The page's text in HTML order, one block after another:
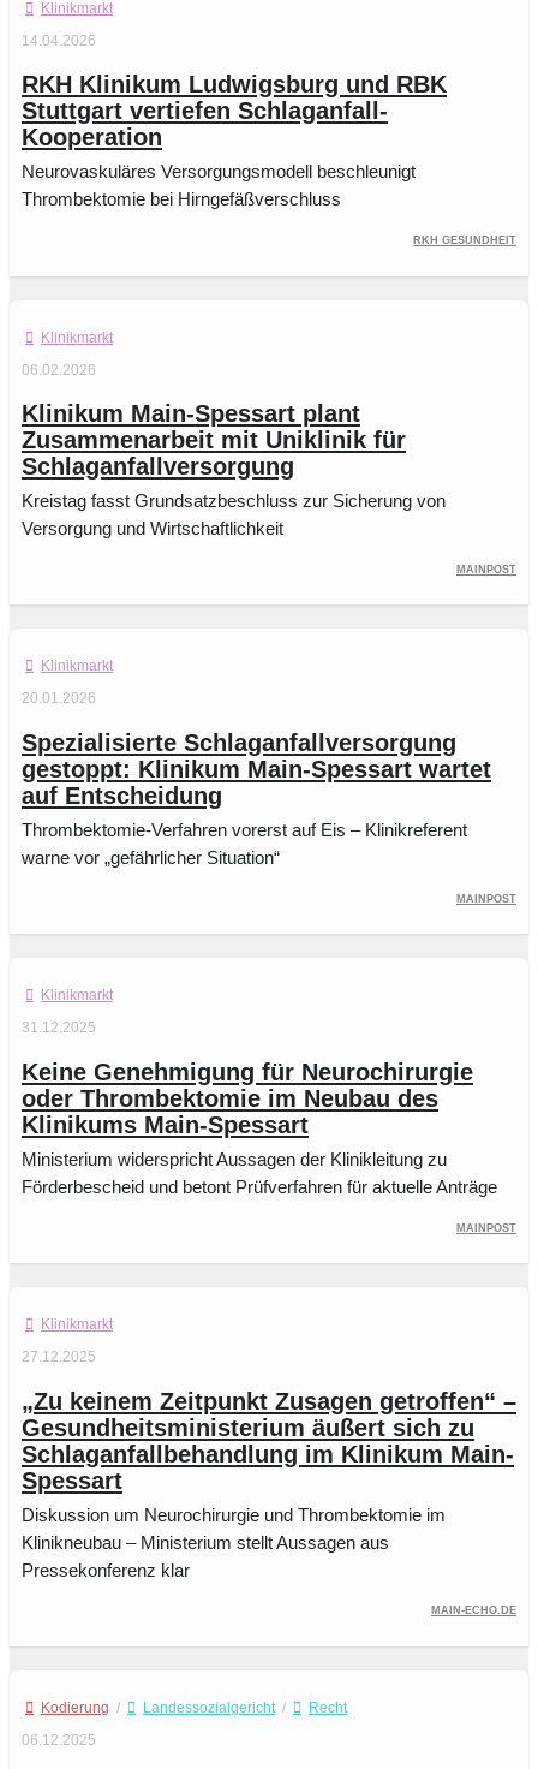
Klinikmarkt
14.04.2026
RKH Klinikum Ludwigsburg und RBK
Stuttgart vertiefen Schlaganfall-
Kooperation
Neurovaskuläres Versorgungsmodell beschleunigt
Thrombektomie bei Hirngefäßverschluss
RKH Gesundheit
Klinikmarkt
06.02.2026
Klinikum Main-Spessart plant
Zusammenarbeit mit Uniklinik für
Schlaganfallversorgung
Kreistag fasst Grundsatzbeschluss zur Sicherung von
Versorgung und Wirtschaftlichkeit
Mainpost
Klinikmarkt
20.01.2026
Spezialisierte Schlaganfallversorgung
gestoppt: Klinikum Main-Spessart wartet
auf Entscheidung
Thrombektomie-Verfahren vorerst auf Eis – Klinikreferent
warne vor „gefährlicher Situation“
Mainpost
Klinikmarkt
31.12.2025
Keine Genehmigung für Neurochirurgie
oder Thrombektomie im Neubau des
Klinikums Main-Spessart
Ministerium widerspricht Aussagen der Klinikleitung zu
Förderbescheid und betont Prüfverfahren für aktuelle Anträge
Mainpost
Klinikmarkt
27.12.2025
„Zu keinem Zeitpunkt Zusagen getroffen“ –
Gesundheitsministerium äußert sich zu
Schlaganfallbehandlung im Klinikum Main-
Spessart
Diskussion um Neurochirurgie und Thrombektomie im
Klinikneubau – Ministerium stellt Aussagen aus
Pressekonferenz klar
main-echo.de
Kodierung / Landessozialgericht /
Recht
06.12.2025